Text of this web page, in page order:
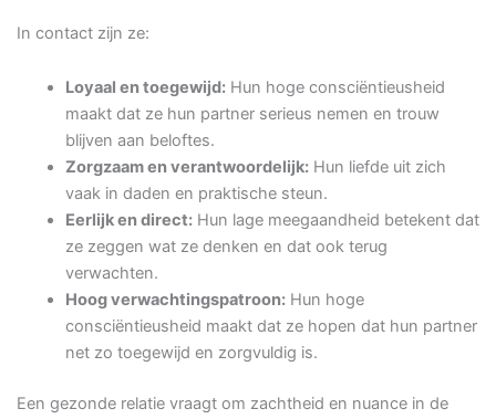
In contact zijn ze:
Loyaal en toegewijd:Hun hoge consciëntieusheid
maakt dat ze hun partner serieus nemen en trouw
blijven aan beloftes.
Zorgzaam en verantwoordelijk:Hun liefde uit zich
vaak in daden en praktische steun.
Eerlijk en direct:Hun lage meegaandheid betekent dat
ze zeggen wat ze denken en dat ook terug
verwachten.
Hoog verwachtingspatroon:Hun hoge
consciëntieusheid maakt dat ze hopen dat hun partner
net zo toegewijd en zorgvuldig is.
Een gezonde relatie vraagt om zachtheid en nuance in de